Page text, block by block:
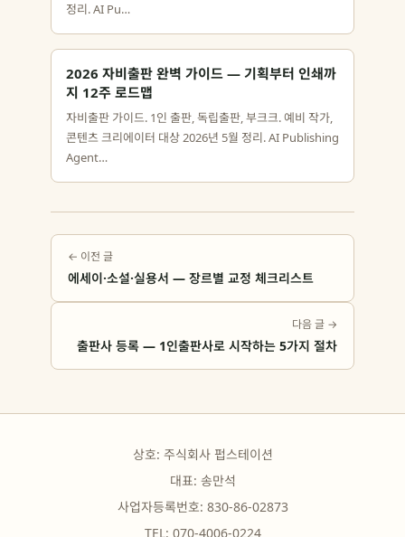
정리. AI Pu…
2026 자비출판 완벽 가이드 — 기획부터 인쇄까
지 12주 로드맵
자비출판 가이드. 1인 출판, 독립출판, 부크크. 예비 작가,
콘텐츠 크리에이터 대상 2026년 5월 정리. AI Publishing
Agent…
← 이전 글
에세이·소설·실용서 — 장르별 교정 체크리스트
다음 글 →
출판사 등록 — 1인출판사로 시작하는 5가지 절차
상호: 주식회사 펍스테이션
대표: 송만석
사업자등록번호: 830-86-02873
TEL: 070-4006-0224